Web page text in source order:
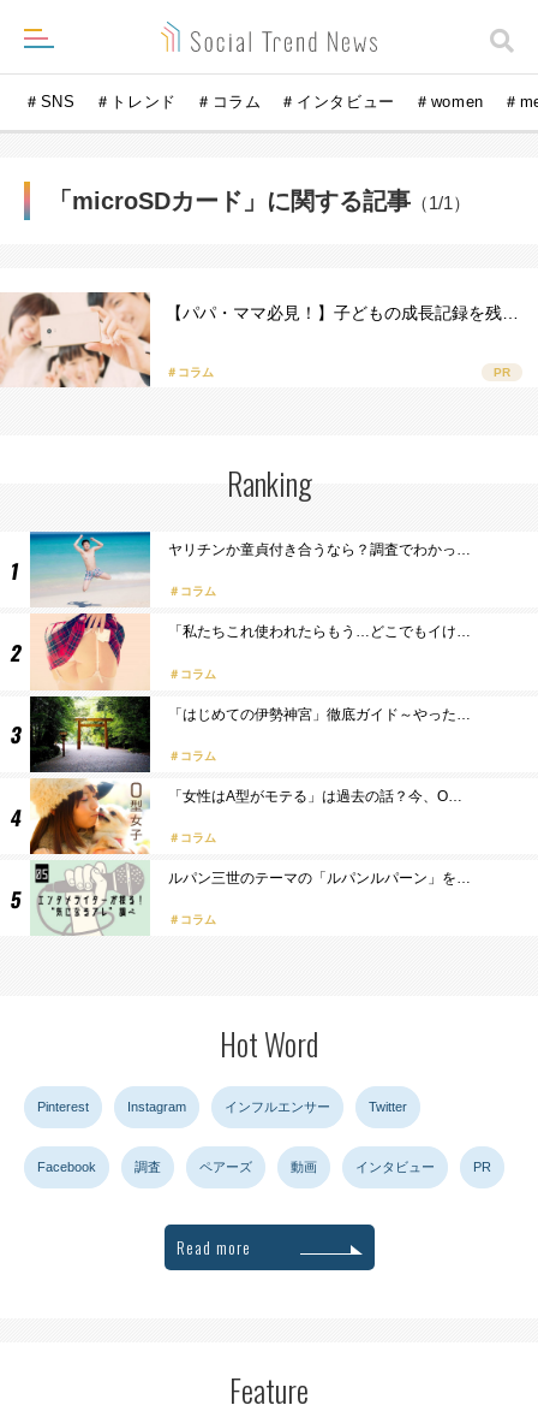
＃SNS ＃トレンド ＃コラム ＃インタビュー ＃women ＃
「microSDカード」に関する記事 （1/1）
【パパ・ママ必見！】子どもの成長記録を残…
＃コラム PR
Ranking
ヤリチンか童貞付き合うなら？調査でわかっ…
コラム
「私たちこれ使われたらもう…どこでもイけ…
コラム
「はじめての伊勢神宮」徹底ガイド～やった…
コラム
「女性はA型がモテる」は過去の話？今、O…
コラム
ルパン三世のテーマの「ルパンルパーン」を…
コラム
Hot Word
Pinterest Instagram インフルエンサー Twitter
Facebook 調査 ペアーズ 動画 インタビュー PR
Read more
Feature